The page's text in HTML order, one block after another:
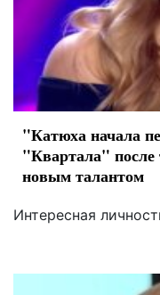
"Катюха начала
"Квартала"
новым талантом
Интересная